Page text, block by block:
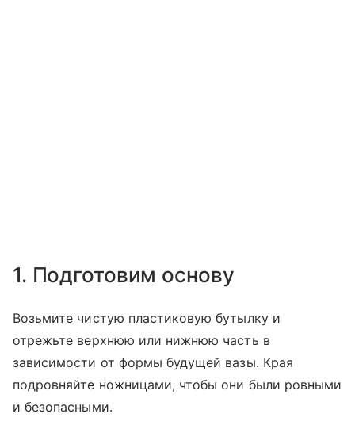
1. Подготовим основу
Возьмите чистую пластиковую бутылку и
отрежьте верхнюю или нижнюю часть в
зависимости от формы будущей вазы. Края
подровняйте ножницами, чтобы они были ровными
и безопасными.